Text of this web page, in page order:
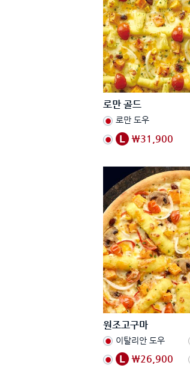
로만 골드
로만 도우
₩31,900
원조고구마
이탈리안 도우
₩26,900